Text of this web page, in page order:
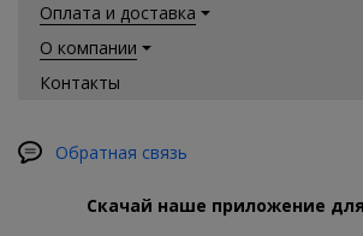
Оплата и доставка
О компании
Контакты
Обратная связь
Скачай наше приложение